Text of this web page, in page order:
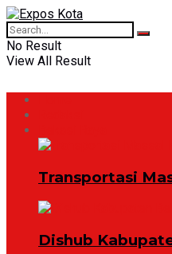
No Result
View All Result
Transportasi
Dishub